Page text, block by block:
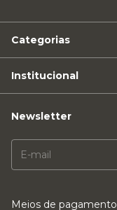
Categorias
Institucional
Newsletter
Meios de pagamento